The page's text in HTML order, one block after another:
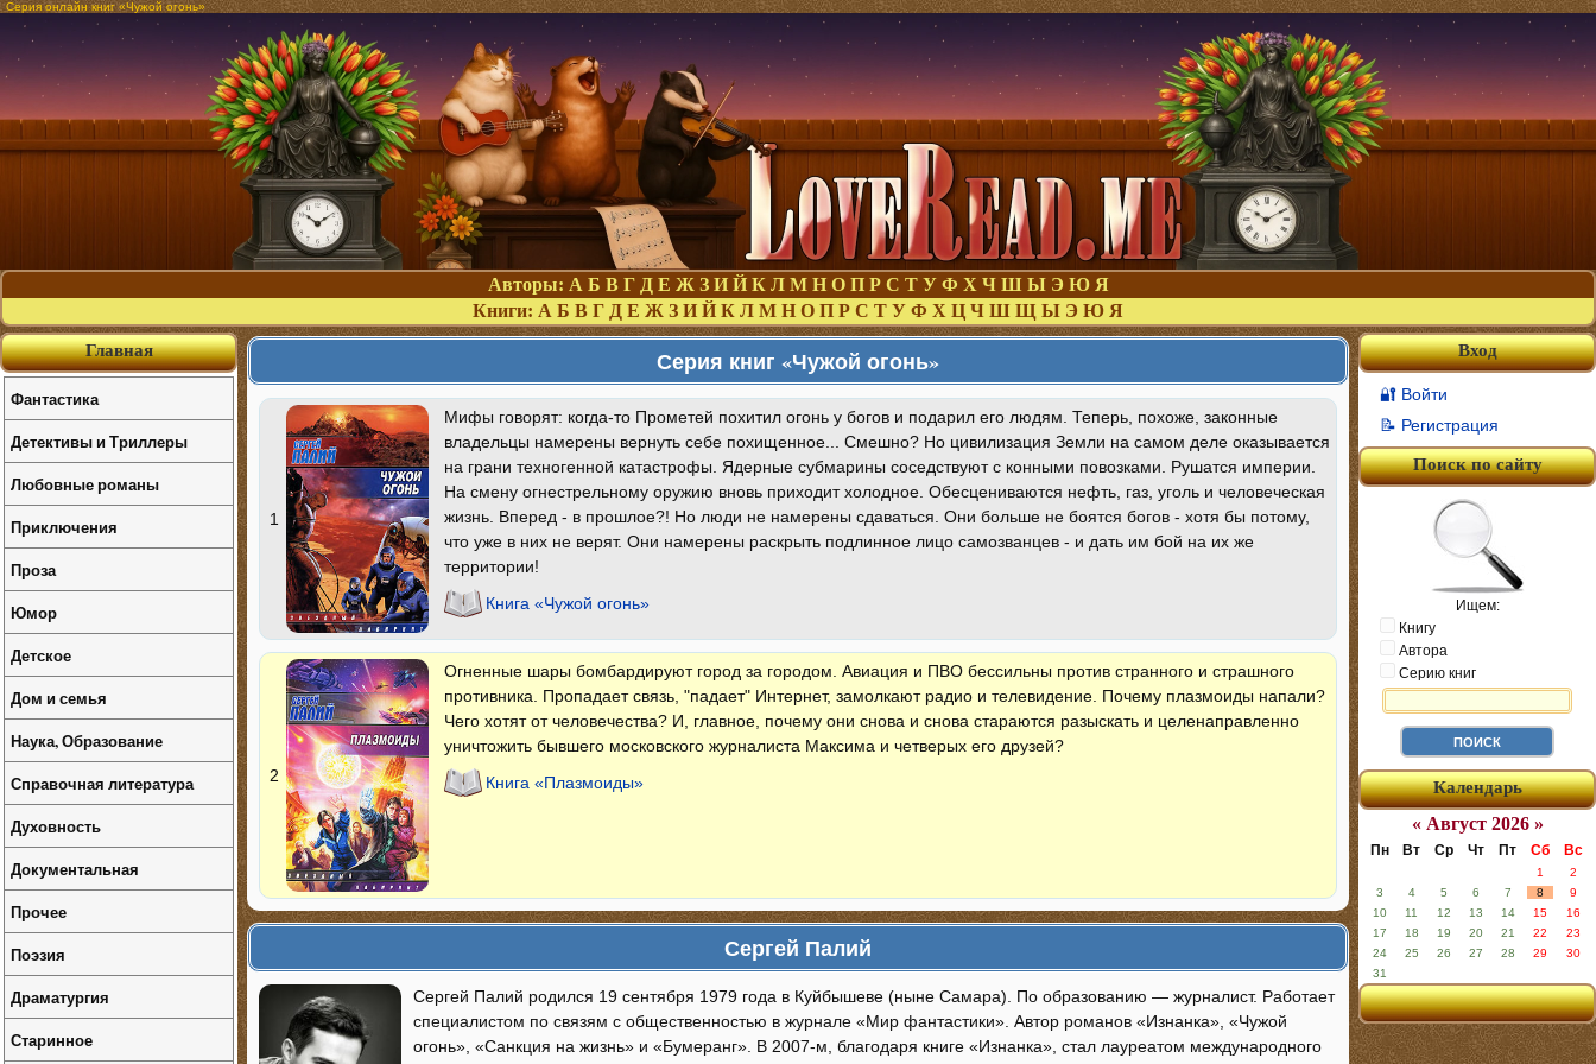
Серия онлайн книг «Чужой огонь»
Авторы: А Б В Г Д Е Ж З И Й К Л М Н О П Р С Т У Ф Х Ч Ш Ы Э Ю Я
Книги: А Б В Г Д Е Ж З И Й К Л М Н О П Р С Т У Ф Х Ц Ч Ш Щ Ы Э Ю Я
Серия книг «Чужой огонь»
1
Мифы говорят: когда-то Прометей похитил огонь у богов и подарил его людям. Теперь, похоже, законные
владельцы намерены вернуть себе похищенное... Смешно? Но цивилизация Земли на самом деле оказывается
на грани техногенной катастрофы. Ядерные субмарины соседствуют с конными повозками. Рушатся империи.
На смену огнестрельному оружию вновь приходит холодное. Обесцениваются нефть, газ, уголь и человеческая
жизнь. Вперед - в прошлое?! Но люди не намерены сдаваться. Они больше не боятся богов - хотя бы потому,
что уже в них не верят. Они намерены раскрыть подлинное лицо самозванцев - и дать им бой на их же
территории!
Книга «Чужой огонь»
2
Огненные шары бомбардируют город за городом. Авиация и ПВО бессильны против странного и страшного
противника. Пропадает связь, "падает" Интернет, замолкают радио и телевидение. Почему плазмоиды напали?
Чего хотят от человечества? И, главное, почему они снова и снова стараются разыскать и целенаправленно
уничтожить бывшего московского журналиста Максима и четверых его друзей?
Книга «Плазмоиды»
Сергей Палий
Сергей Палий родился 19 сентября 1979 года в Куйбышеве (ныне Самара). По образованию — журналист. Работает
специалистом по связям с общественностью в журнале «Мир фантастики». Автор романов «Изнанка», «Чужой
огонь», «Санкция на жизнь» и «Бумеранг». В 2007-м, благодаря книге «Изнанка», стал лауреатом международного
Вход
🔐 Войти
📝 Регистрация
Поиск по сайту
Ищем:
Книгу
Автора
Серию книг
Календарь
« Август 2026 »
Пн Вт Ср Чт Пт Сб Вс
1
2
3
4 5 6 7 8
9
10
11 12 13 14 15
16
17
18 19 20 21 22
23
24
25 26 27 28 29
30
31
Главная
Фантастика
Детективы и Триллеры
Любовные романы
Приключения
Проза
Юмор
Детское
Дом и семья
Наука, Образование
Справочная литература
Духовность
Документальная
Прочее
Поэзия
Драматургия
Старинное